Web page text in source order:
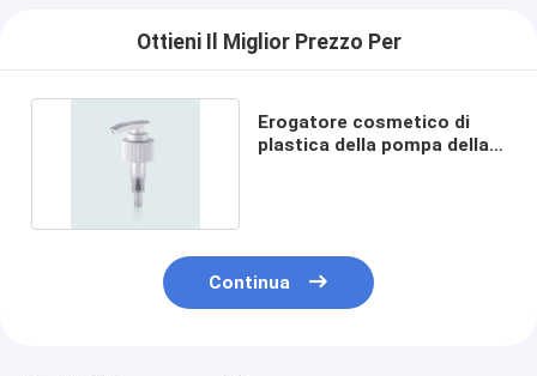
Ottieni Il Miglior Prezzo Per
Erogatore cosmetico di
plastica della pompa della
Continua